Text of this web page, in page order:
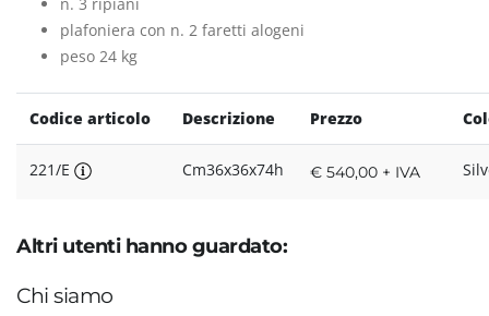
plafoniera con n. 2 faretti alogeni
peso 24 kg
Codice articolo Descrizione Prezzo
221/E Cm36x36x74h € 540,00 + IVA
Chi siamo
Altri utenti hanno guardato: